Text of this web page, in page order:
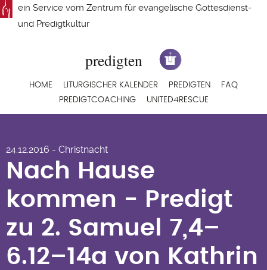
Direkt
zum
ein Service vom Zentrum für evangelische Gottesdienst-
und Predigtkultur
Hauptnavigation
HOME LITURGISCHER KALENDER PREDIGTEN
FAQ
PREDIGTCOACHING
UNITED4RESCUE
kommen - Predigt
zu 2. Samuel 7,4–
6.12–14a von Kathrin
Oxen
24.12.2016 - Christnacht
Nach Hause
kommen - Predigt
zu 2. Samuel 7,4–
6.12–14a von Kathrin